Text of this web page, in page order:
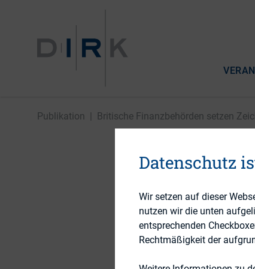
Publikation Britische Finanzbehörden setzen
Datenschutz
Wir setzen auf dieser
nutzen wir die unten
entsprechenden
Rechtmäßigkeit der